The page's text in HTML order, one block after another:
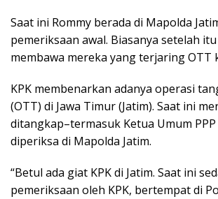
Saat ini Rommy berada di Mapolda
pemeriksaan awal. Biasanya setelah itu
membawa mereka yang terjaring OTT
KPK membenarkan adanya operasi
(OTT) di Jawa Timur (Jatim). Saat ini
ditangkap–termasuk Ketua Umum
diperiksa di Mapolda Jatim.
“Betul ada giat KPK di Jatim. Saat ini
pemeriksaan oleh KPK, bertempat di